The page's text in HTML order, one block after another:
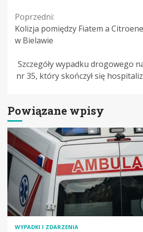
Continue
Reading
Poprzedni:
Kolizja pomiędzy Fiatem a
w Bielawie
Szczegóły wypadku drogowego
nr 35, który skończył się
Powiązane wpisy
WYPADKI I ZDARZENIA